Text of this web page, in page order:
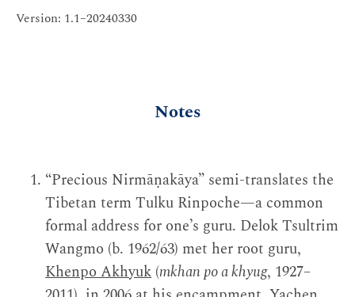
Version: 1.1–20240330
Notes
“Precious Nirmāṇakāya” semi-translates the
Tibetan term Tulku Rinpoche—a common
formal address for one’s guru. Delok Tsultrim
Wangmo (b. 1962/63) met her root guru,
Khenpo Akhyuk(mkhan po a khyug, 1927–